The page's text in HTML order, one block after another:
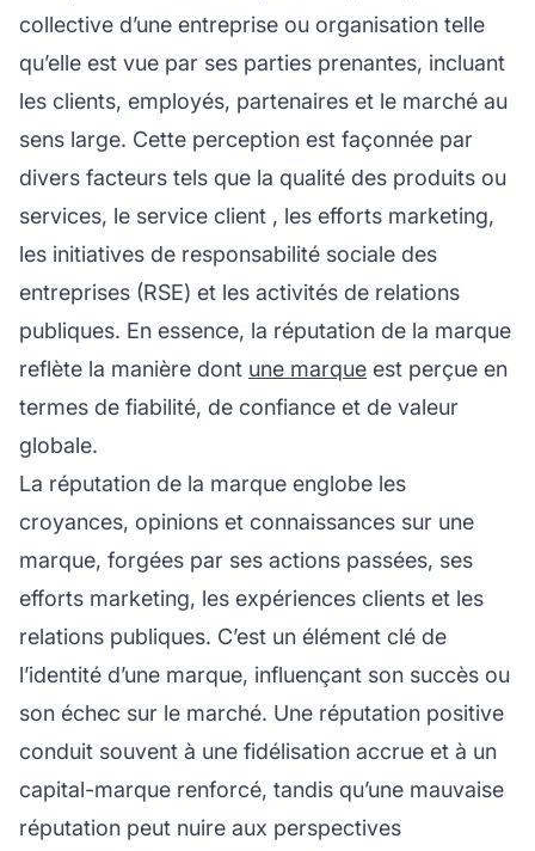
collective d’une entreprise ou organisation telle
qu’elle est vue par ses parties prenantes, incluant
les clients, employés, partenaires et le marché au
sens large. Cette perception est façonnée par
divers facteurs tels que la qualité des produits ou
services, le service client , les efforts marketing,
les initiatives de responsabilité sociale des
entreprises (RSE) et les activités de relations
publiques. En essence, la réputation de la marque
reflète la manière dont une marque est perçue en
termes de fiabilité, de confiance et de valeur
globale.
La réputation de la marque englobe les
croyances, opinions et connaissances sur une
marque, forgées par ses actions passées, ses
efforts marketing, les expériences clients et les
relations publiques. C’est un élément clé de
l’identité d’une marque, influençant son succès ou
son échec sur le marché. Une réputation positive
conduit souvent à une fidélisation accrue et à un
capital-marque renforcé, tandis qu’une mauvaise
réputation peut nuire aux perspectives